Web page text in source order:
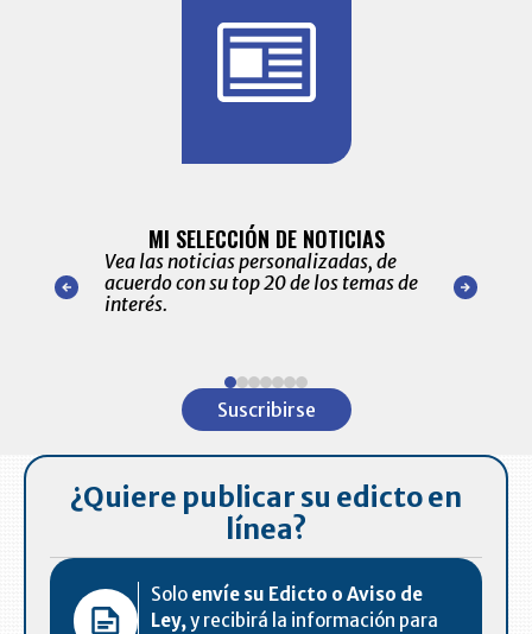
nuestro
para
MI SELECCIÓN DE NOTICIAS
Vea las noticias personalizadas, de
acuerdo con su top 20 de los temas de
interés.
de las
Suscribirse
¿Quiere publicar su edicto en
línea?
Solo envíe su Edicto o Aviso de
Ley,y recibirá la información para